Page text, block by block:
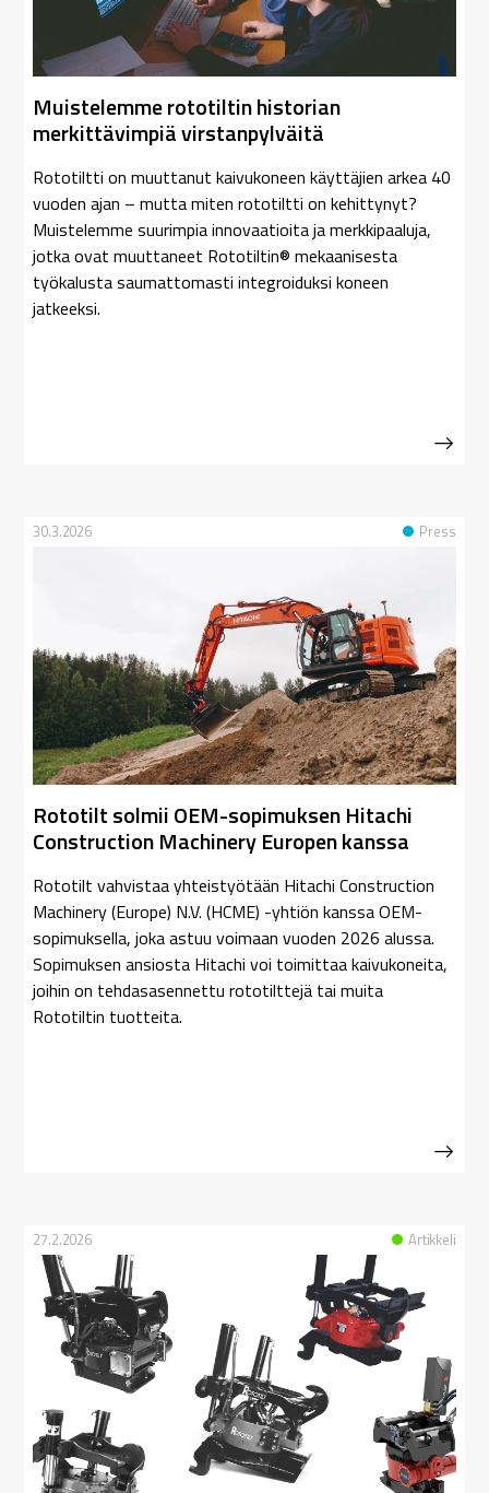
Muistelemme rototiltin historian
merkittävimpiä virstanpylväitä
Rototiltti on muuttanut kaivukoneen käyttäjien arkea 40
vuoden ajan – mutta miten rototiltti on kehittynyt?
Muistelemme suurimpia innovaatioita ja merkkipaaluja,
jotka ovat muuttaneet Rototiltin® mekaanisesta
työkalusta saumattomasti integroiduksi koneen
jatkeeksi.
Press
30.3.2026
Rototilt solmii OEM-sopimuksen Hitachi
Construction Machinery Europen kanssa
Rototilt vahvistaa yhteistyötään Hitachi Construction
Machinery (Europe) N.V. (HCME) -yhtiön kanssa OEM-
sopimuksella, joka astuu voimaan vuoden 2026 alussa.
Sopimuksen ansiosta Hitachi voi toimittaa kaivukoneita,
joihin on tehdasasennettu rototilttejä tai muita
Rototiltin tuotteita.
Artikkeli
27.2.2026